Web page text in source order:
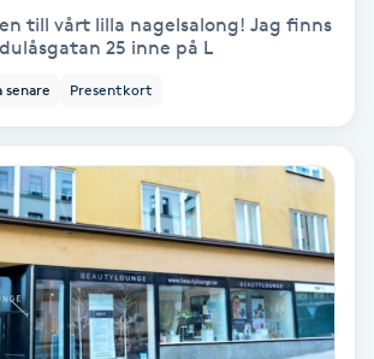
till vårt lilla nagelsalong! Jag finns
25 inne på L
senare Presentkort